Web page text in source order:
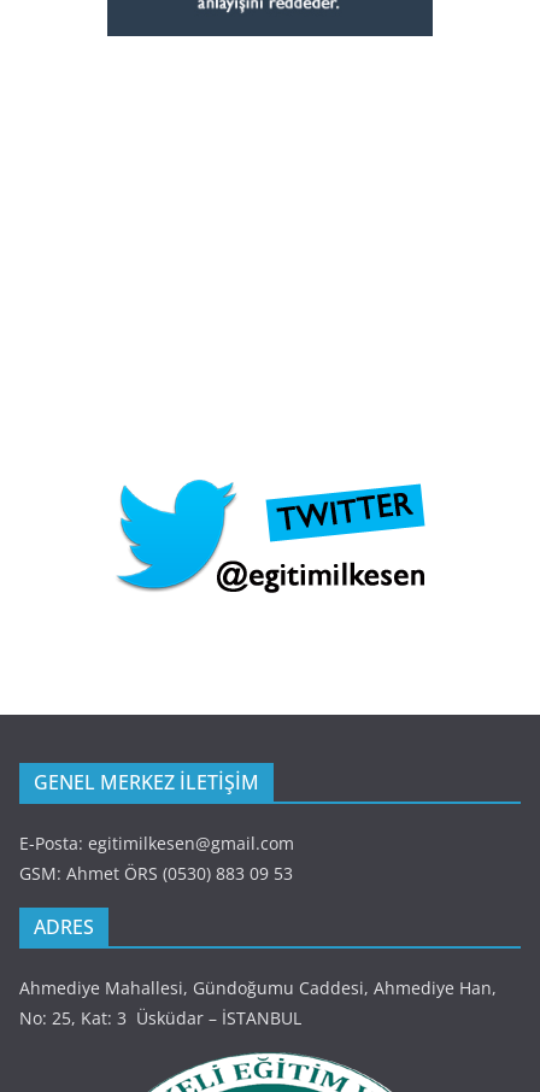
GENEL MERKEZ İLETİŞİM
E-Posta: egitimilkesen@gmail.com
GSM: Ahmet ÖRS (0530) 883 09 53
ADRES
Ahmediye Mahallesi, Gündoğumu Caddesi, Ahmediye Han,
No: 25, Kat: 3 Üsküdar – İSTANBUL